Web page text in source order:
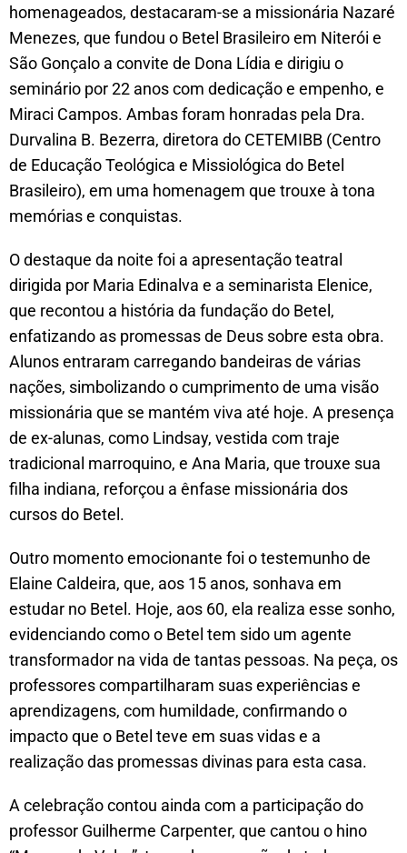
homenageados, destacaram-se a missionária Nazaré
Menezes, que fundou o Betel Brasileiro em Niterói e
São Gonçalo a convite de Dona Lídia e dirigiu o
seminário por 22 anos com dedicação e empenho, e
Miraci Campos. Ambas foram honradas pela Dra.
Durvalina B. Bezerra, diretora do CETEMIBB (Centro
de Educação Teológica e Missiológica do Betel
Brasileiro), em uma homenagem que trouxe à tona
memórias e conquistas.
O destaque da noite foi a apresentação teatral
dirigida por Maria Edinalva e a seminarista Elenice,
que recontou a história da fundação do Betel,
enfatizando as promessas de Deus sobre esta obra.
Alunos entraram carregando bandeiras de várias
nações, simbolizando o cumprimento de uma visão
missionária que se mantém viva até hoje. A presença
de ex-alunas, como Lindsay, vestida com traje
tradicional marroquino, e Ana Maria, que trouxe sua
filha indiana, reforçou a ênfase missionária dos
cursos do Betel.
Outro momento emocionante foi o testemunho de
Elaine Caldeira, que, aos 15 anos, sonhava em
estudar no Betel. Hoje, aos 60, ela realiza esse sonho,
evidenciando como o Betel tem sido um agente
transformador na vida de tantas pessoas. Na peça, os
professores compartilharam suas experiências e
aprendizagens, com humildade, confirmando o
impacto que o Betel teve em suas vidas e a
realização das promessas divinas para esta casa.
A celebração contou ainda com a participação do
professor Guilherme Carpenter, que cantou o hino